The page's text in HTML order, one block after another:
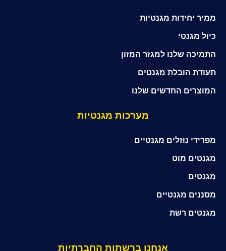
ממיר יחידות מגנטיות
כיול מגנטי
התמיכה שלנו למגזר המזון
תעודת הובלת מגנטים
המוצרים החדשים שלנו
מערכות מגנטיות
מפרידי נוזלים מגנטיים
מגנטים מוט
מגנטים
מסננים מגנטיים
מגנטים רשת
אנחנו ברשתות החברתיות